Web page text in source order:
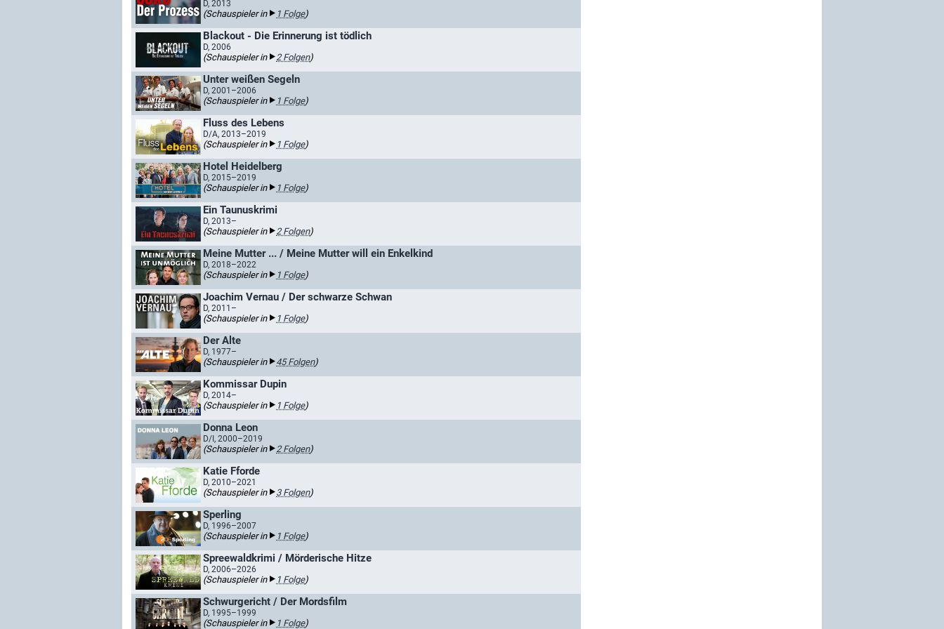
D, 2013
(Schauspieler in 1 Folge)
Blackout - Die Erinnerung ist tödlich
D, 2006
(Schauspieler in 2 Folgen)
Unter weißen Segeln
D, 2001–2006
(Schauspieler in 1 Folge)
Fluss des Lebens
D/A, 2013–2019
(Schauspieler in 1 Folge)
Hotel Heidelberg
D, 2015–2019
(Schauspieler in 1 Folge)
Ein Taunuskrimi
D, 2013–
(Schauspieler in 2 Folgen)
Meine Mutter ... / Meine Mutter will ein Enkelkind
D, 2018–2022
(Schauspieler in 1 Folge)
Joachim Vernau / Der schwarze Schwan
D, 2011–
(Schauspieler in 1 Folge)
Der Alte
D, 1977–
(Schauspieler in 45 Folgen)
Kommissar Dupin
D, 2014–
(Schauspieler in 1 Folge)
Donna Leon
D/I, 2000–2019
(Schauspieler in 2 Folgen)
Katie Fforde
D, 2010–2021
(Schauspieler in 3 Folgen)
Sperling
D, 1996–2007
(Schauspieler in 1 Folge)
Spreewaldkrimi / Mörderische Hitze
D, 2006–2026
(Schauspieler in 1 Folge)
Schwurgericht / Der Mordsfilm
D, 1995–1999
(Schauspieler in 1 Folge)